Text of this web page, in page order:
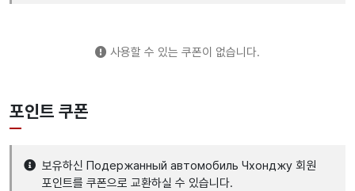
사용할 수 있는 쿠폰이 없습니다.
포인트 쿠폰
보유하신 Подержанный автомобиль Чхонджу 회원
포인트를 쿠폰으로 교환하실 수 있습니다.